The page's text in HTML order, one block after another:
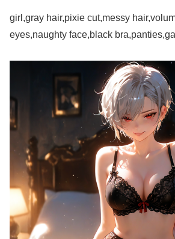
girl,gray hair,pixie cut,messy
eyes,naughty face,black